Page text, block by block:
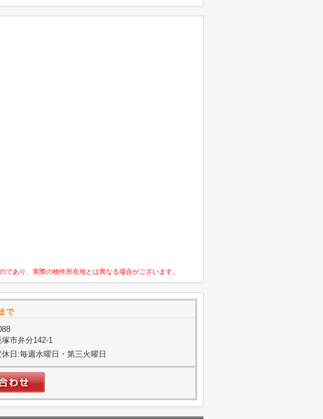
あり、実際の物件所在地とは異なる場合がございます。
で
市弁分142-1
日:毎週水曜日・第三火曜日